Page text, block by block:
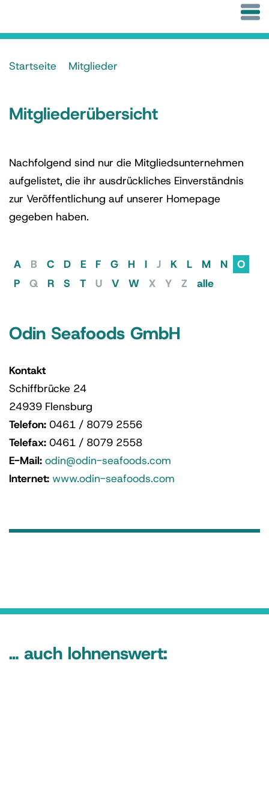
Startseite Mitglieder
Mitgliederübersicht
Nachfolgend sind nur die Mitgliedsunternehmen
aufgelistet, die ihr ausdrückliches Einverständnis
zur Veröffentlichung auf unserer Homepage
gegeben haben.
A B C D E F G H I J K L M N
O
P
Q R S T U V W X Y Z alle
Odin Seafoods GmbH
Kontakt
Schiffbrücke 24
24939 Flensburg
Telefon: 0461 / 8079 2556
Telefax: 0461 / 8079 2558
E-Mail: odin@odin-seafoods.com
Internet: www.odin-seafoods.com
… auch lohnenswert: